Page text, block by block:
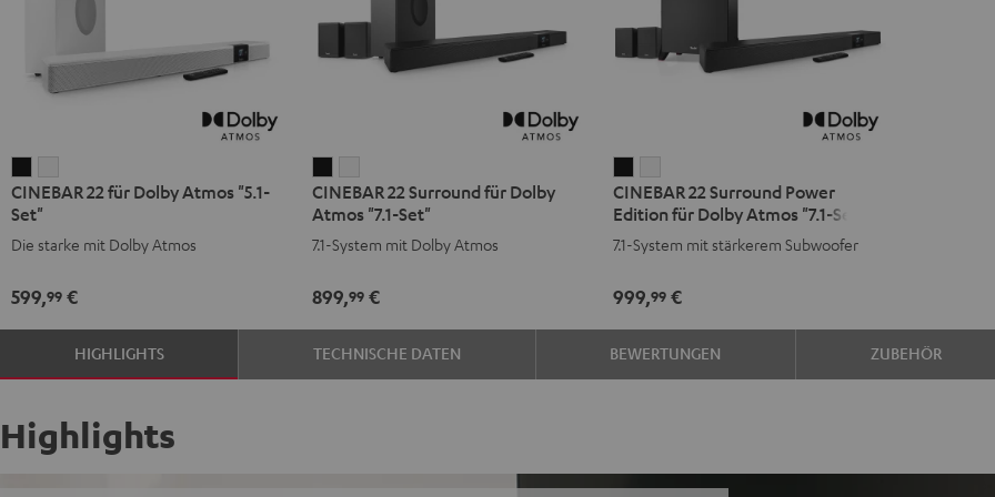
22
für
Dolby
"5.1-
Set"
Schwarz
22
Dolby
"5.1-
Set"
Weiß
CINEBAR 22 für Dolby Atmos "5.1-
Set"
Die starke mit Dolby Atmos
599,99 €
22
Surround
für
Atmos
"7.1-
Set"
Schwarz
22
Surround
für
Atmos
"7.1-
Set"
Weiß
CINEBAR 22 Surround für Dolby
Atmos "7.1-Set"
7.1-System mit Dolby Atmos
899,99€
22
Surround
Power
für
Dolby
Atmos
"7.1-
22
Surround
Power
für
Dolby
Atmos
"7.1-
CINEBAR 22 Surround Power
Edition für Dolby Atmos "7.1-Set"
7.1-System mit stärkerem Subwoofer
999,99€
HIGHLIGHTS TECHNISCHE DATEN BEWERTUNGEN ZUBEHÖR
Highlights